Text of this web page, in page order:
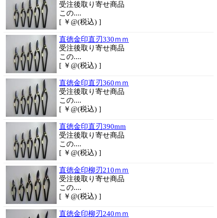
受注後取り寄せ商品
この....
[ ￥@(税込) ]
直徳金印直刃330ｍｍ
受注後取り寄せ商品
この....
[ ￥@(税込) ]
直徳金印直刃360ｍｍ
受注後取り寄せ商品
この....
[ ￥@(税込) ]
直徳金印直刃390mm
受注後取り寄せ商品
この....
[ ￥@(税込) ]
直徳金印柳刃210ｍｍ
受注後取り寄せ商品
この....
[ ￥@(税込) ]
直徳金印柳刃240ｍｍ